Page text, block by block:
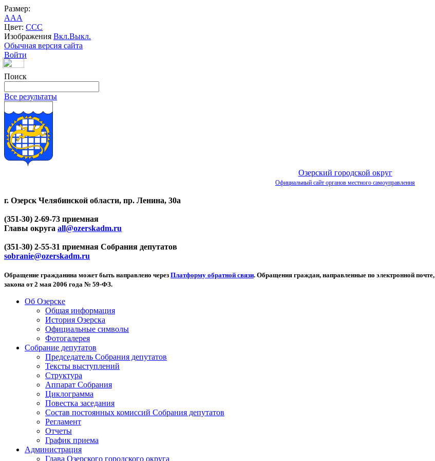
Размер:
AAA
Цвет: CCC
Изображения Вкл.Выкл.
Обычная версия сайта
Войти
Поиск
Все результаты
Озерский городской округ
Официальный сайт органов местного самоуправления
г. Озерск Челябинской области, пр. Ленина, 30а
(351-30) 2-69-73 приемная
Главы округа all@ozerskadm.ru
(351-30) 2-55-31 приемная Собрания депутатов
sobranie@ozerskadm.ru
Обращение гражданина может быть направлено через Платформу обратной связи. Обращения граждан, направленные по электронной почте,
закона от 2 мая 2006 года № 59-ФЗ.
Об Озерске
Общая информация
История Озерска
Официальные символы
Фотогалерея
Собрание депутатов
Председатель Собрания депутатов
Тексты выступлений
Структура
Аппарат Собрания
Циклограмма
Повестка заседания
Состав постоянных комиссий Собрания депутатов
Регламент
Отчеты
График приема
Администрация
Глава Озерского городского округа